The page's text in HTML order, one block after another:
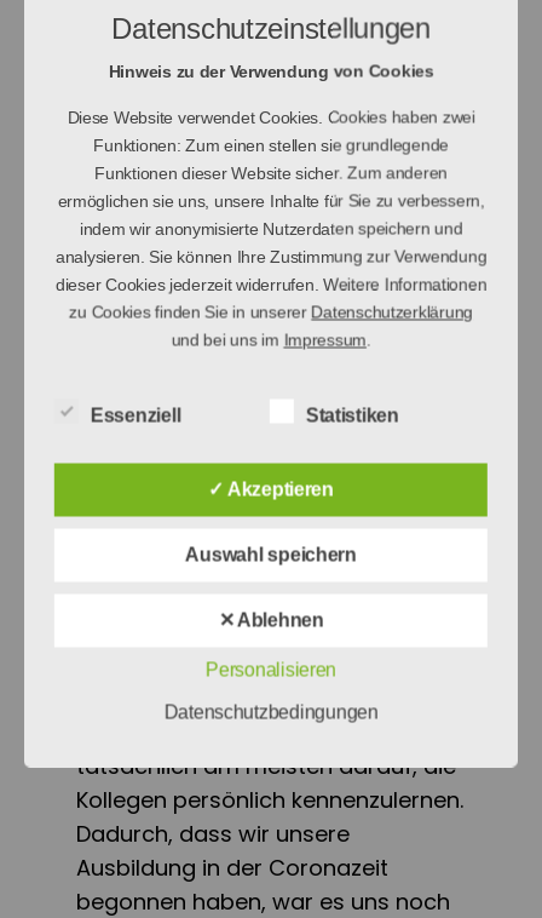
höchsten Komfort und Service für
unsere Kollegen und Gäste.
Sara Noemi:
Außerdem gibt es in
jedem Jahr am Rennwochenende
ein buntes Rahmenprogramm. Wir
nehmen also nicht einfach nur an
dem Rennen teil, sondern wollen
unseren Kollegen und Gästen auch
sonst einiges bieten und ihnen
zeigen. Sich hierzu Gedanken zu
unseren Aufgaben.
Lasst uns zum Schluss einen Blick
euch am Rennwochenende am
Ich freue mich
tatsächlich am meisten darauf, die
Kollegen persönlich kennenzulernen.
Dadurch, dass wir unsere
Ausbildung in der Coronazeit
begonnen haben, war es uns noch
Datenschutzeinstellungen
Hinweis zu der Verwendung von Cookies
Diese Website verwendet Cookies. Cookies haben zwei
Funktionen: Zum einen stellen sie grundlegende
Funktionen dieser Website sicher. Zum anderen
ermöglichen sie uns, unsere Inhalte für Sie zu verbessern,
indem wir anonymisierte Nutzerdaten speichern und
analysieren. Sie können Ihre Zustimmung zur Verwendung
dieser Cookies jederzeit widerrufen. Weitere Informationen
zu Cookies finden Sie in unsererDatenschutzerklärung
und bei uns im Impressum.
Essenziell Statistiken
✓ Akzeptieren
Auswahl speichern
✕ Ablehnen
Personalisieren
Datenschutzbedingungen